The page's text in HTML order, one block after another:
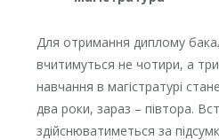
Для отримання диплому
вчитимуться не чотири, а
навчання в магістратурі
два роки, зараз – півтора.
здійснюватиметься за